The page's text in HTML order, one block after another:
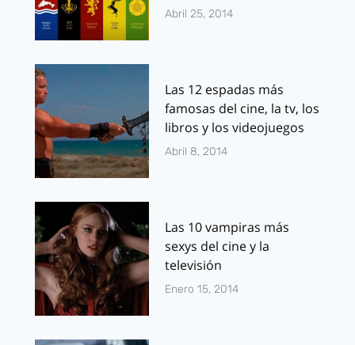
Abril 25, 2014
Las 12 espadas más
famosas del cine, la tv, los
libros y los videojuegos
Abril 8, 2014
Las 10 vampiras más
sexys del cine y la
televisión
Enero 15, 2014